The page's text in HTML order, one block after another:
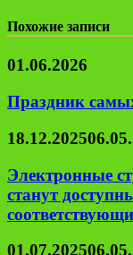
Похожие записи
01.06.2026
Праздник
18.12.2025
Электронные
станут
01.07.2025